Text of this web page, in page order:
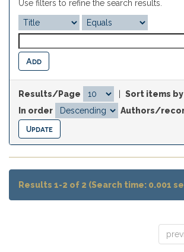
Use filters to refine the search results.
Results/Page
Sort items by
In order
Authors/
Results 1-2 of 2 (Search time: 0.001